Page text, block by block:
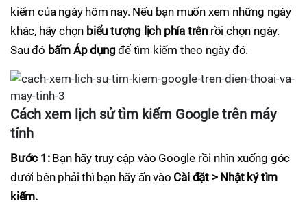
kiếm của ngày hôm nay. Nếu bạn muốn xem những ngày
khác, hãy chọn biểu tượng lịch phía trên rồi chọn ngày.
Sau đó bấm Áp dụng để tìm kiếm theo ngày đó.
Cách xem lịch sử tìm kiếm Google trên máy
tính
Bước 1:Bạn hãy truy cập vào Google rồi nhìn xuống góc
dưới bên phải thì bạn hãy ấn vào Cài đặt > Nhật ký tìm
kiếm.